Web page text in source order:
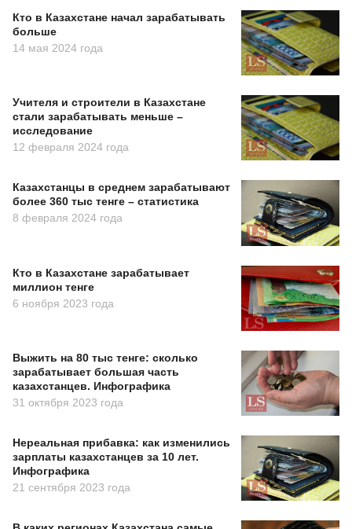
Кто в Казахстане начал зарабатывать
больше
14 мая 2024 года
Учителя и строители в Казахстане
стали зарабатывать меньше –
исследование
12 февраля 2024 года
Казахстанцы в среднем зарабатывают
более 360 тыс тенге – статистика
8 февраля 2024 года
Кто в Казахстане зарабатывает
миллион тенге
6 ноября 2023 года
Выжить на 80 тыс тенге: сколько
зарабатывает большая часть
казахстанцев. Инфографика
31 октября 2023 года
Нереальная прибавка: как изменились
зарплаты казахстанцев за 10 лет.
Инфографика
21 сентября 2023 года